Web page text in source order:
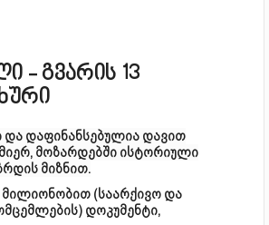
- გვარის 13
და დაფინანსებულია დავით
მოზარდებში ისტორიული
მიზნით.
მილიონობით (საარქივო და
დოკუმენტი,